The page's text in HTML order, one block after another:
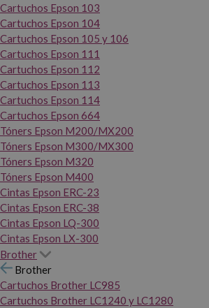
Cartuchos Epson 103
Cartuchos Epson 104
Cartuchos Epson 105 y 106
Cartuchos Epson 111
Cartuchos Epson 112
Cartuchos Epson 113
Cartuchos Epson 114
Cartuchos Epson 664
Tóners Epson M200/MX200
Tóners Epson M300/MX300
Tóners Epson M320
Tóners Epson M400
Cintas Epson ERC-23
Cintas Epson ERC-38
Cintas Epson LQ-300
Cintas Epson LX-300
Brother
Brother
Cartuchos Brother LC985
Cartuchos Brother LC1240 y LC1280